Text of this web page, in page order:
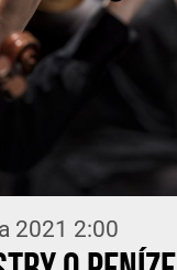
2021 2:00